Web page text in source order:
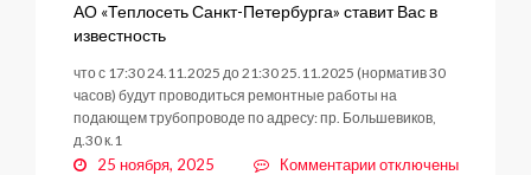
АО «Теплосеть Санкт-Петербурга» ставит Вас в
известность
что с 17:30 24.11.2025 до 21:30 25.11.2025 (норматив 30
часов) будут проводиться ремонтные работы на
подающем трубопроводе по адресу: пр. Большевиков,
д.30 к.1
25 ноября, 2025 Комментариикотключены